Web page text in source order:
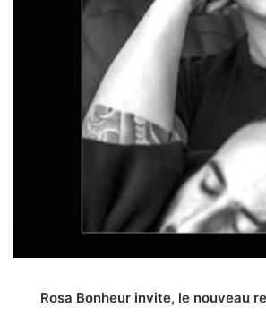
Rosa Bonheur invite, le nouveau